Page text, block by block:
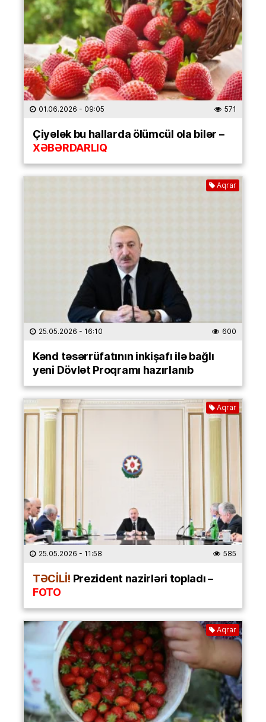
01.06.2026 - 09:05 571
Çiyələk bu hallarda ölümcül ola bilər –
XƏBƏRDARLIQ
Aqrar
25.05.2026 - 16:10 600
Kənd təsərrüfatının inkişafı ilə bağlı
yeni Dövlət Proqramı hazırlanıb
Aqrar
25.05.2026 - 11:58 585
TƏCİLİ! Prezident nazirləri topladı –
FOTO
Aqrar